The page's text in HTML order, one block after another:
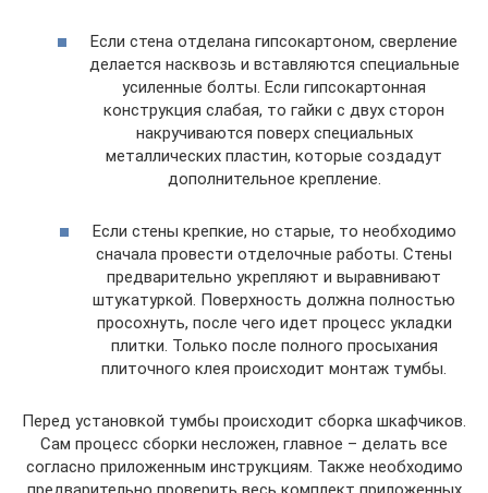
Если стена отделана гипсокартоном, сверление
делается насквозь и вставляются специальные
усиленные болты. Если гипсокартонная
конструкция слабая, то гайки с двух сторон
накручиваются поверх специальных
металлических пластин, которые создадут
дополнительное крепление.
Если стены крепкие, но старые, то необходимо
сначала провести отделочные работы. Стены
предварительно укрепляют и выравнивают
штукатуркой. Поверхность должна полностью
просохнуть, после чего идет процесс укладки
плитки. Только после полного просыхания
плиточного клея происходит монтаж тумбы.
Перед установкой тумбы происходит сборка шкафчиков.
Сам процесс сборки несложен, главное – делать все
согласно приложенным инструкциям. Также необходимо